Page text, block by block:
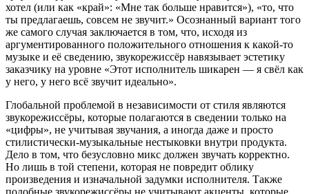
хотел (или как «край»: «Мне так больше нравится»), «то, что
ты предлагаешь, совсем не звучит.» Осознанный вариант того
же самого случая заключается в том, что, исходя из
аргументированного положительного отношения к какой-то
музыке и её сведению, звукорежиссёр навязывает эстетику
заказчику на уровне «Этот исполнитель шикарен — я свёл как
у него, у него всё звучит идеально».
Глобальной проблемой в независимости от стиля являются
звукорежиссёры, которые полагаются в сведении только на
«цифры», не учитывая звучания, а иногда даже и просто
стилистически-музыкальные нестыковки внутри продукта.
Дело в том, что безусловно микс должен звучать корректно.
Но лишь в той степени, которая не повредит облику
произведения и изначальной задумки исполнителя. Также